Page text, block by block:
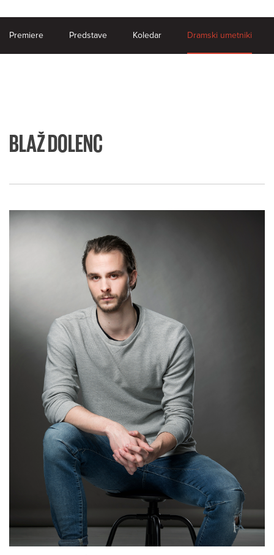
Premiere Predstave Koledar Dramski umetniki
BLAŽ DOLENC